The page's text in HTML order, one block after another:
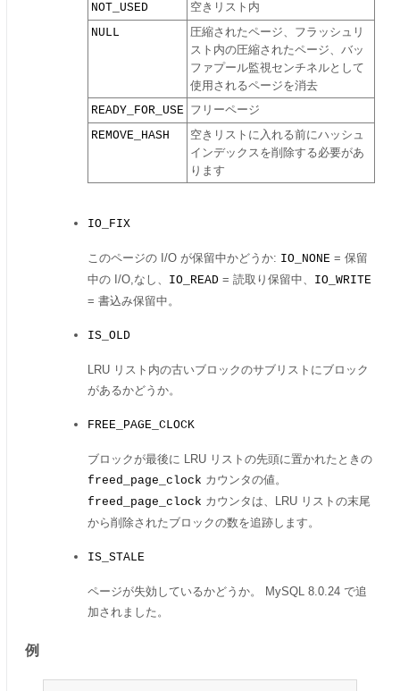
NOT_USED 空きリスト内
NULL
圧縮されたページ、フラッシュリ
スト内の圧縮されたページ、バッ
ファプール監視センチネルとして
使用されるページを消去
READY_FOR_USE フリーページ
REMOVE_HASH
空きリストに入れる前にハッシュ
インデックスを削除する必要があ
ります
IO_FIX
このページの I/O が保留中かどうか: IO_NONE = 保留
中の I/O,なし、 IO_READ = 読取り保留中、 IO_WRITE
= 書込み保留中。
IS_OLD
LRU リスト内の古いブロックのサブリストにブロック
があるかどうか。
FREE_PAGE_CLOCK
ブロックが最後に LRU リストの先頭に置かれたときの
freed_page_clock カウンタの値。
freed_page_clock カウンタは、LRU リストの末尾
から削除されたブロックの数を追跡します。
IS_STALE
ページが失効しているかどうか。 MySQL 8.0.24 で追
加されました。
例